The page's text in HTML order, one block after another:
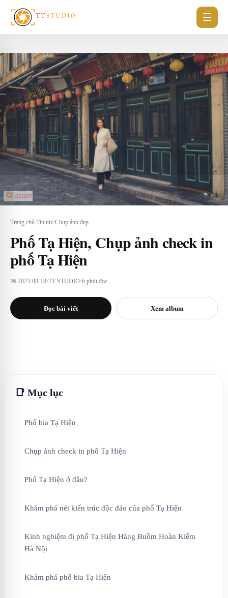
☰
Trang chủ/Tin tức/Chụp ảnh đẹp
Phố Tạ Hiện, Chụp ảnh check in
phố Tạ Hiện
📅 2023-08-18•TT STUDIO•6 phút đọc
Đọc bài viết Xem album
📑 Mục lục
Phố bia Tạ Hiện
Chụp ảnh check in phố Tạ Hiện
Phố Tạ Hiện ở đâu?
Khám phá nét kiến trúc độc đáo của phố Tạ Hiện
Kinh nghiệm đi phố Tạ Hiện Hàng Buồm Hoàn Kiếm
Hà Nội
Khám phá phố bia Tạ Hiện